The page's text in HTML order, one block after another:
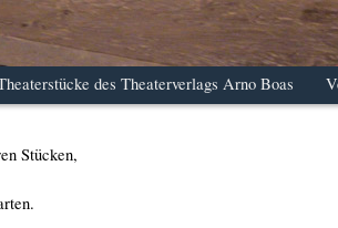
des Theaterverlags Arno Boas
Stücken,